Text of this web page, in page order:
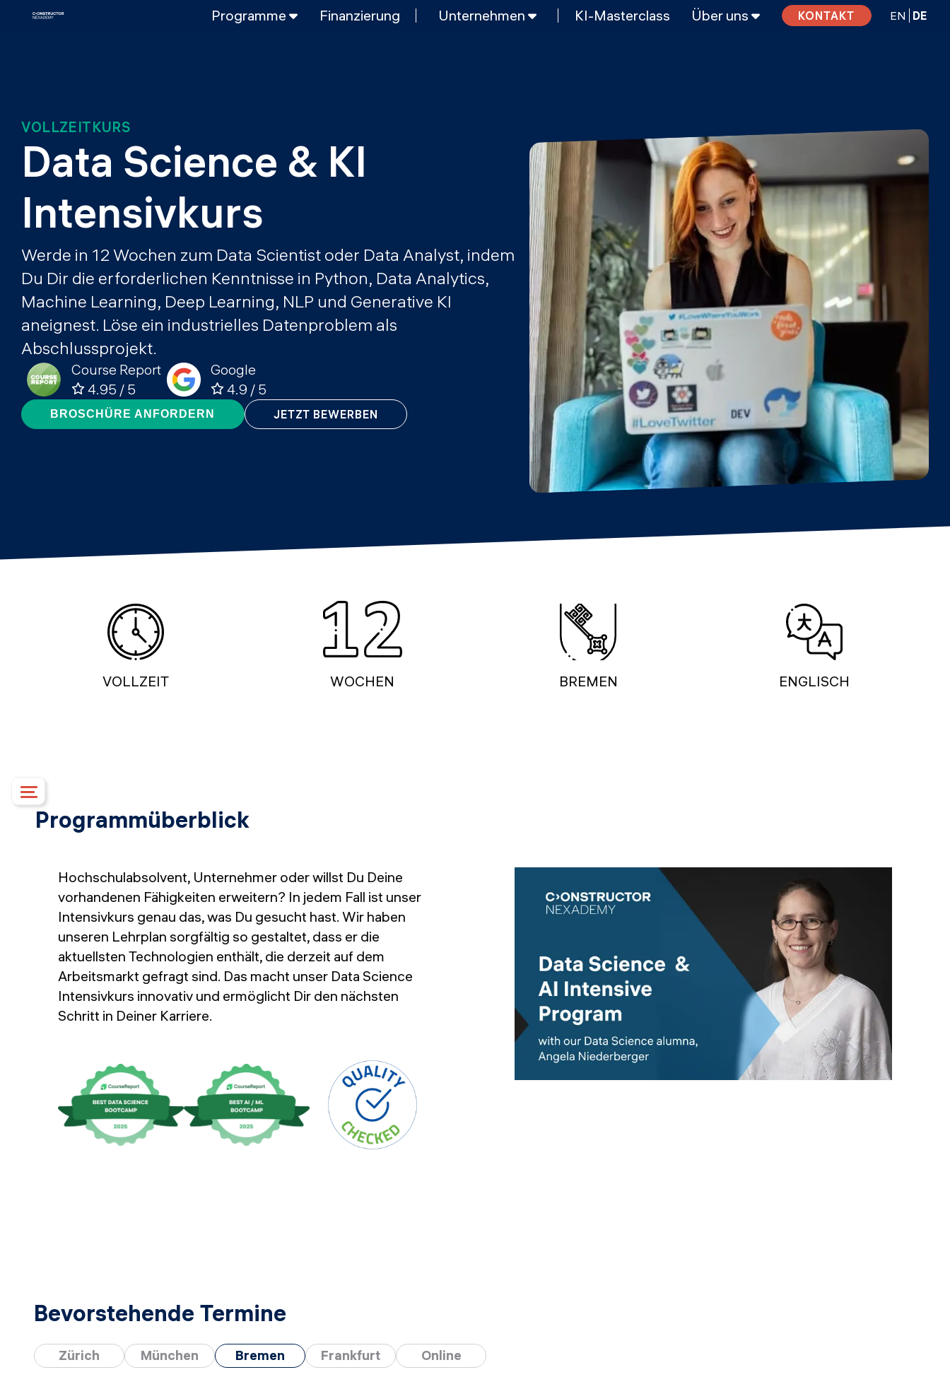
Programme
DevOps
LLMOps
Data Science Einführungskurs
Web-Entwicklung Einführungskurs
Python Einführungskurs
Python & Ops Einführungskurs
Finanzierung Unternehmen KI-Masterclass Über uns KONTAKT EN DE
VOLLZEITKURS
Data Science & KI
Intensivkurs
Werde in 12 Wochen zum Data Scientist oder Data Analyst, indem
Du Dir die erforderlichen Kenntnisse in Python, Data Analytics,
Machine Learning, Deep Learning, NLP und Generative KI
aneignest. Löse ein industrielles Datenproblem als
Abschlussprojekt.
Course Report
4.95 / 5
Google
4.9 / 5
BROSCHÜRE ANFORDERN JETZT BEWERBEN
VOLLZEIT WOCHEN BREMEN ENGLISCH
Kursdetails
Campus
Finanzierungsformen
Veranstaltungen
Lehrkräfte
BEWERBEN
Programmüberblick
Hochschulabsolvent, Unternehmer oder willst Du Deine
vorhandenen Fähigkeiten erweitern? In jedem Fall ist unser
Intensivkurs genau das, was Du gesucht hast. Wir haben
unseren Lehrplan sorgfältig so gestaltet, dass er die
aktuellsten Technologien enthält, die derzeit auf dem
Arbeitsmarkt gefragt sind. Das macht unser Data Science
Intensivkurs innovativ und ermöglicht Dir den nächsten
Schritt in Deiner Karriere.
Bevorstehende Termine
Zürich München Bremen Frankfurt Online